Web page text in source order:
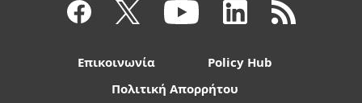
Επικοινωνία
Policy Hub
Πολιτική Απορρήτου